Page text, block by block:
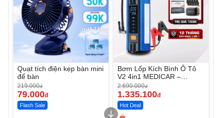
Quạt tích điện kẹp bàn mini
để bàn
219.000đ
79.000đ
Flash Sale
Bơm Lốp Kích Bình Ô Tô
V2 4in1 MEDICAR –
12.000mAh
2.690.000đ
1.335.100đ
Hot Deal